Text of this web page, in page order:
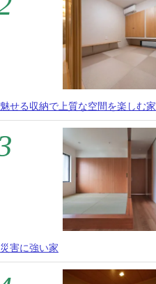
魅せる収納で上質な空間を楽しむ家
災害に強い家